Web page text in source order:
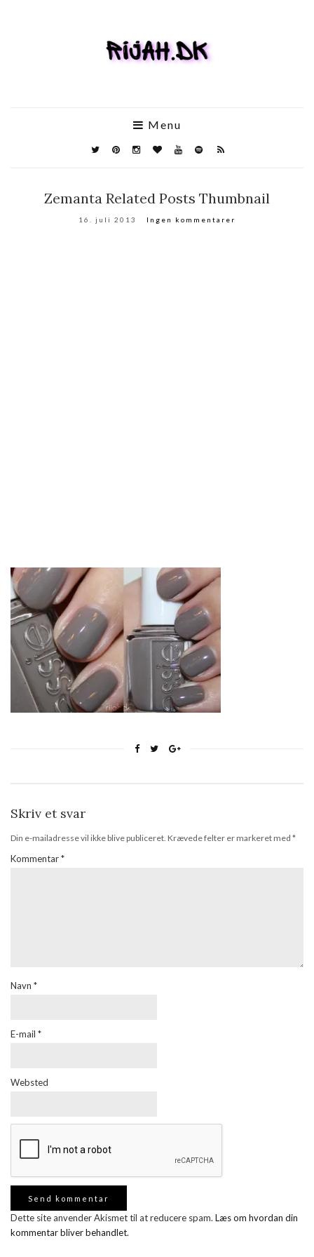
Menu
Zemanta Related Posts Thumbnail
16. juli 2013 Ingen kommentarer
Skriv et svar
Din e-mailadresse vil ikke blive publiceret. Krævede felter er markeret med *
Kommentar*
Navn *
E-mail *
Websted
Dette site anvender Akismet til at reducere spam. Læs om hvordan din
kommentar bliver behandlet.